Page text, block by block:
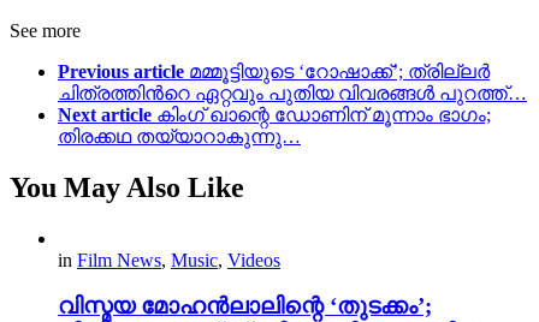
See more
Previous article മമ്മൂട്ടിയുടെ ‘റോഷാക്ക്’; ത്രില്ലർ
ചിത്രത്തിന്‍റെ ഏറ്റവും പുതിയ വിവരങ്ങൾ പുറത്ത്…
Next article കിംഗ്‌ ഖാന്റെ ഡോണിന് മൂന്നാം ഭാഗം;
തിരക്കഥ തയ്യാറാകുന്നു…
You May Also Like
in Film News, Music, Videos
വിസ്മയ മോഹൻലാലിന്റെ ‘തുടക്കം’;